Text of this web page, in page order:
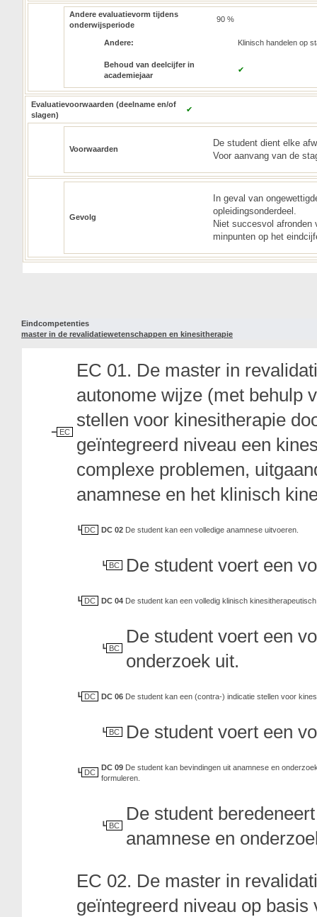
Andere evaluatievorm tijdens
onderwijsperiode
90 %
Andere: Klinisch handelen op
Behoud van deelcijfer in
academiejaar
✔
Evaluatievoorwaarden (deelname en/of
slagen)
✔
Voorwaarden
De student dient elke
Voor aanvang van de
Gevolg
In geval van
opleidingsonderdeel.
Niet succesvol
minpunten op het
Eindcompetenties
master in de revalidatiewetenschappen en kinesitherapie
EC
EC 01. De master in
autonome wijze (met behulp
stellen voor kinesitherapie
geïntegreerd niveau een
complexe problemen,
anamnese en het klinisch
DC DC 02 De student kan een volledige anamnese uitvoeren.
BC De student voert een
DC DC 04 De student kan een volledig klinisch
BC
De student voert een
onderzoek uit.
DC DC 06 De student kan een (contra-) indicatie stellen voor
BC De student voert een
DC
DC 09 De student kan bevindingen uit anamnese en
formuleren.
BC
De student
anamnese en
EC 02. De master in
geïntegreerd niveau op